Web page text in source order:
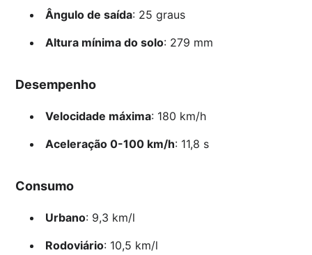
Ângulo de saída: 25 graus
Altura mínima do solo: 279 mm
Desempenho
Velocidade máxima: 180 km/h
Aceleração 0-100 km/h: 11,8 s
Consumo
Urbano: 9,3 km/l
Rodoviário: 10,5 km/l